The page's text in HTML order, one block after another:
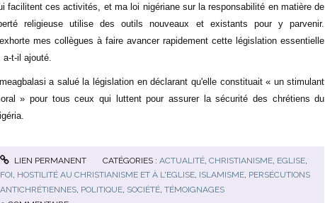
facilitent ces activités, et ma loi nigériane sur la responsabilité en matière de
religieuse utilise des outils nouveaux et existants pour y parvenir.
mes collègues à faire avancer rapidement cette législation essentielle
a-t-il ajouté.
a salué la législation en déclarant qu'elle constituait « un stimulant
» pour tous ceux qui luttent pour assurer la sécurité des chrétiens du
LIEN PERMANENT CATÉGORIES :ACTUALITÉ,CHRISTIANISME, EGLISE,
FOI, HOSTILITÉ AU CHRISTIANISME ET À L'EGLISE, ISLAMISME, PERSÉCUTIONS
ANTICHRÉTIENNES, POLITIQUE, SOCIÉTÉ, TÉMOIGNAGES